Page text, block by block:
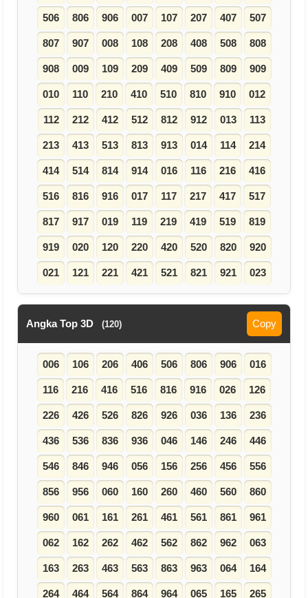
506 806 906 007 107 207 407 507
807 907 008 108 208 408 508 808
908 009 109 209 409 509 809 909
010 110 210 410 510 810 910 012
112 212 412 512 812 912 013 113
213 413 513 813 913 014 114 214
414 514 814 914 016 116 216 416
516 816 916 017 117 217 417 517
817 917 019 119 219 419 519 819
919 020 120 220 420 520 820 920
021 121 221 421 521 821 921 023
Angka Top 3D (120) Copy
006 106 206 406 506 806 906 016
116 216 416 516 816 916 026 126
226 426 526 826 926 036 136 236
436 536 836 936 046 146 246 446
546 846 946 056 156 256 456 556
856 956 060 160 260 460 560 860
960 061 161 261 461 561 861 961
062 162 262 462 562 862 962 063
163 263 463 563 863 963 064 164
264 464 564 864 964 065 165 265